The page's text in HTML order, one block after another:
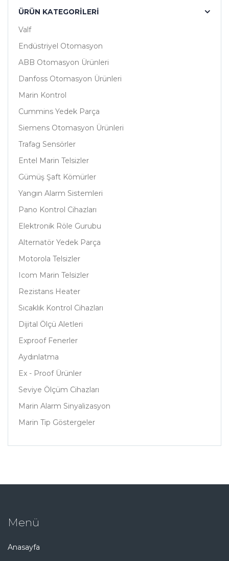
ÜRÜN KATEGORILERI
Valf
Endüstriyel Otomasyon
ABB Otomasyon Ürünleri
Danfoss Otomasyon Ürünleri
Marin Kontrol
Cummins Yedek Parça
Siemens Otomasyon Ürünleri
Trafag Sensörler
Entel Marin Telsizler
Gümüş Şaft Kömürler
Yangın Alarm Sistemleri
Pano Kontrol Cihazları
Elektronik Röle Gurubu
Alternatör Yedek Parça
Motorola Telsizler
Icom Marin Telsizler
Rezistans Heater
Sıcaklık Kontrol Cihazları
Dijital Ölçü Aletleri
Exproof Fenerler
Aydınlatma
Ex - Proof Ürünler
Seviye Ölçüm Cihazları
Marin Alarm Sinyalizasyon
Marin Tip Göstergeler
Menü
Anasayfa